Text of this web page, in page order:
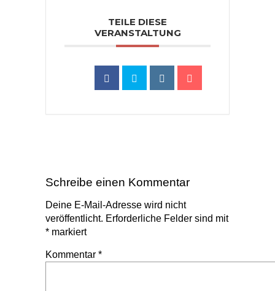
TEILE DIESE
VERANSTALTUNG
Schreibe einen Kommentar
Deine E-Mail-Adresse wird nicht
veröffentlicht. Erforderliche Felder sind mit
* markiert
Kommentar *